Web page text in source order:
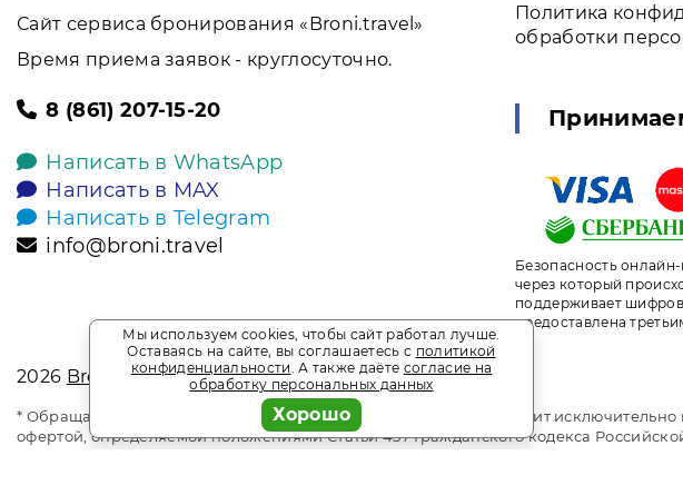
Сайт сервиса бронирования «Broni.travel»
Время приема заявок - круглосуточно.
8 (861) 207-15-20
Написать в WhatsApp
Написать в MAX
Написать в Telegram
info@broni.travel
Политика
обработки
Безопасность
через который
поддерживает
предоставлена
2026 Broni.travel
* Обращаем ваше внимание на то, что данный интернет-сайт носит
офертой, определяемой положениями Статьи 437 Гражданского кодекса
Мы используем cookies, чтобы сайт работал лучше.
Оставаясь на сайте, вы соглашаетесь с политикой
конфиденциальности. А также даёте согласие на
обработку персональных данных
Хорошо